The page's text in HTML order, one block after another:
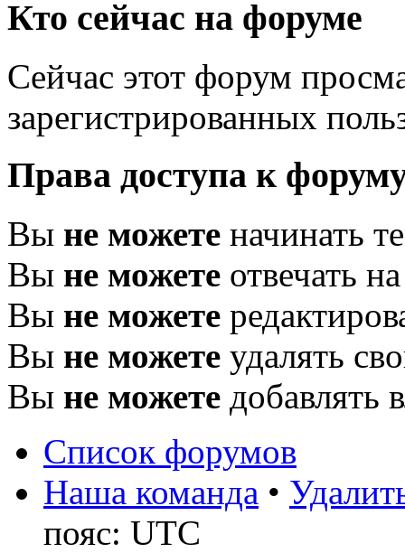
Кто сейчас на форуме
Сейчас этот форум
зарегистрированных
Права доступа к
Вы не можете начинать
Вы не можете отвечать
Вы не можете
Вы не можете удалять
Вы не можете добавлять
Список форумов
Наша команда •
пояс: UTC